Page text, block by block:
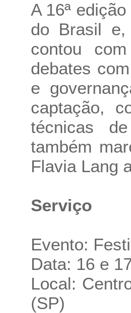
A 16ª
do Brasil
contou
debates
e
captação,
técnicas
também
Flavia Lang
Serviço
Evento:
Data: 16 e
Local:
(SP)